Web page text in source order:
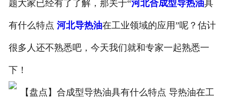
题大家已经有了了解，那关于“河北合成型导热油具
有什么特点 河北导热油在工业领域的应用”呢？估计
很多人还不熟悉吧，今天我们就和专家一起熟悉一
下！